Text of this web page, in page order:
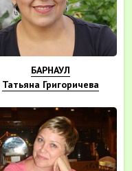
БАРНАУЛ
Татьяна Григоричева